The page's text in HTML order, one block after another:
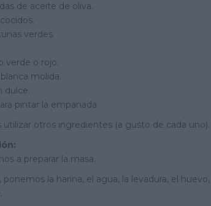
de aceite de oliva.
verdes.
verde o rojo.
molida.
dulce.
pintar la empanada.
utilizar otros ingredientes (a gusto de cada
a preparar la masa.
ponemos la harina, el agua, la levadura, el